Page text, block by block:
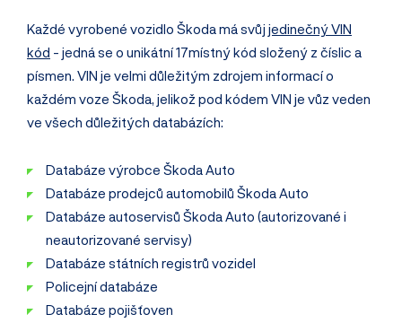
Každé vyrobené vozidlo Škoda má svůj jedinečný VIN
kód - jedná se o unikátní 17místný kód složený z číslic a
písmen. VIN je velmi důležitým zdrojem informací o
každém voze Škoda, jelikož pod kódem VIN je vůz veden
ve všech důležitých databázích:
Databáze výrobce Škoda Auto
Databáze prodejců automobilů Škoda Auto
Databáze autoservisů Škoda Auto (autorizované i
neautorizované servisy)
Databáze státních registrů vozidel
Policejní databáze
Databáze pojišťoven